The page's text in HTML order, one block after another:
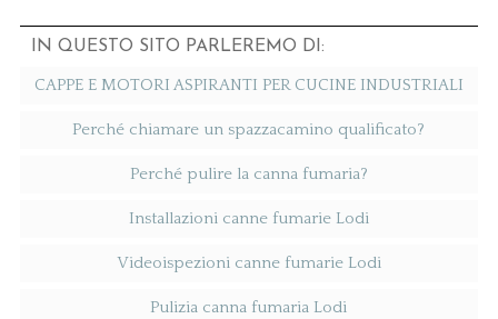
IN QUESTO SITO PARLEREMO DI:
CAPPE E MOTORI ASPIRANTI PER CUCINE INDUSTRIALI
Perché chiamare un spazzacamino qualificato?
Perché pulire la canna fumaria?
Installazioni canne fumarie Lodi
Videoispezioni canne fumarie Lodi
Pulizia canna fumaria Lodi